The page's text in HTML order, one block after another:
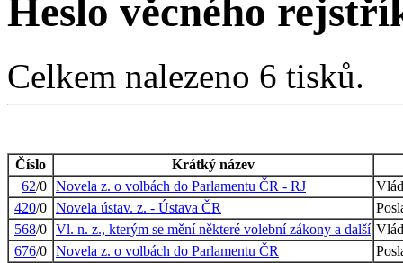
Heslo věcného
Celkem nalezeno 6 tisků.
Číslo
Krátký název
62/0 Novela z. o volbách do Parlamentu ČR - RJ
420/0 Novela ústav. z. - Ústava ČR
568/0 Vl. n. z., kterým se mění některé volební zákony a další
676/0 Novela z. o volbách do Parlamentu ČR